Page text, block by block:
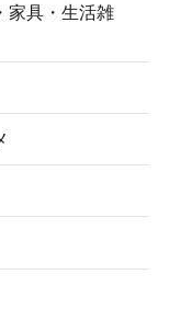
家具・生活雑